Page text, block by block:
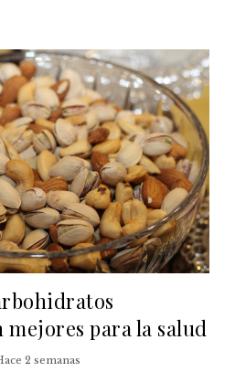
mejores para la salud
2 semanas